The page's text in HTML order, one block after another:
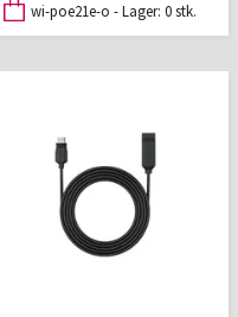
wi-poe21e-o - Lager: 0 stk.